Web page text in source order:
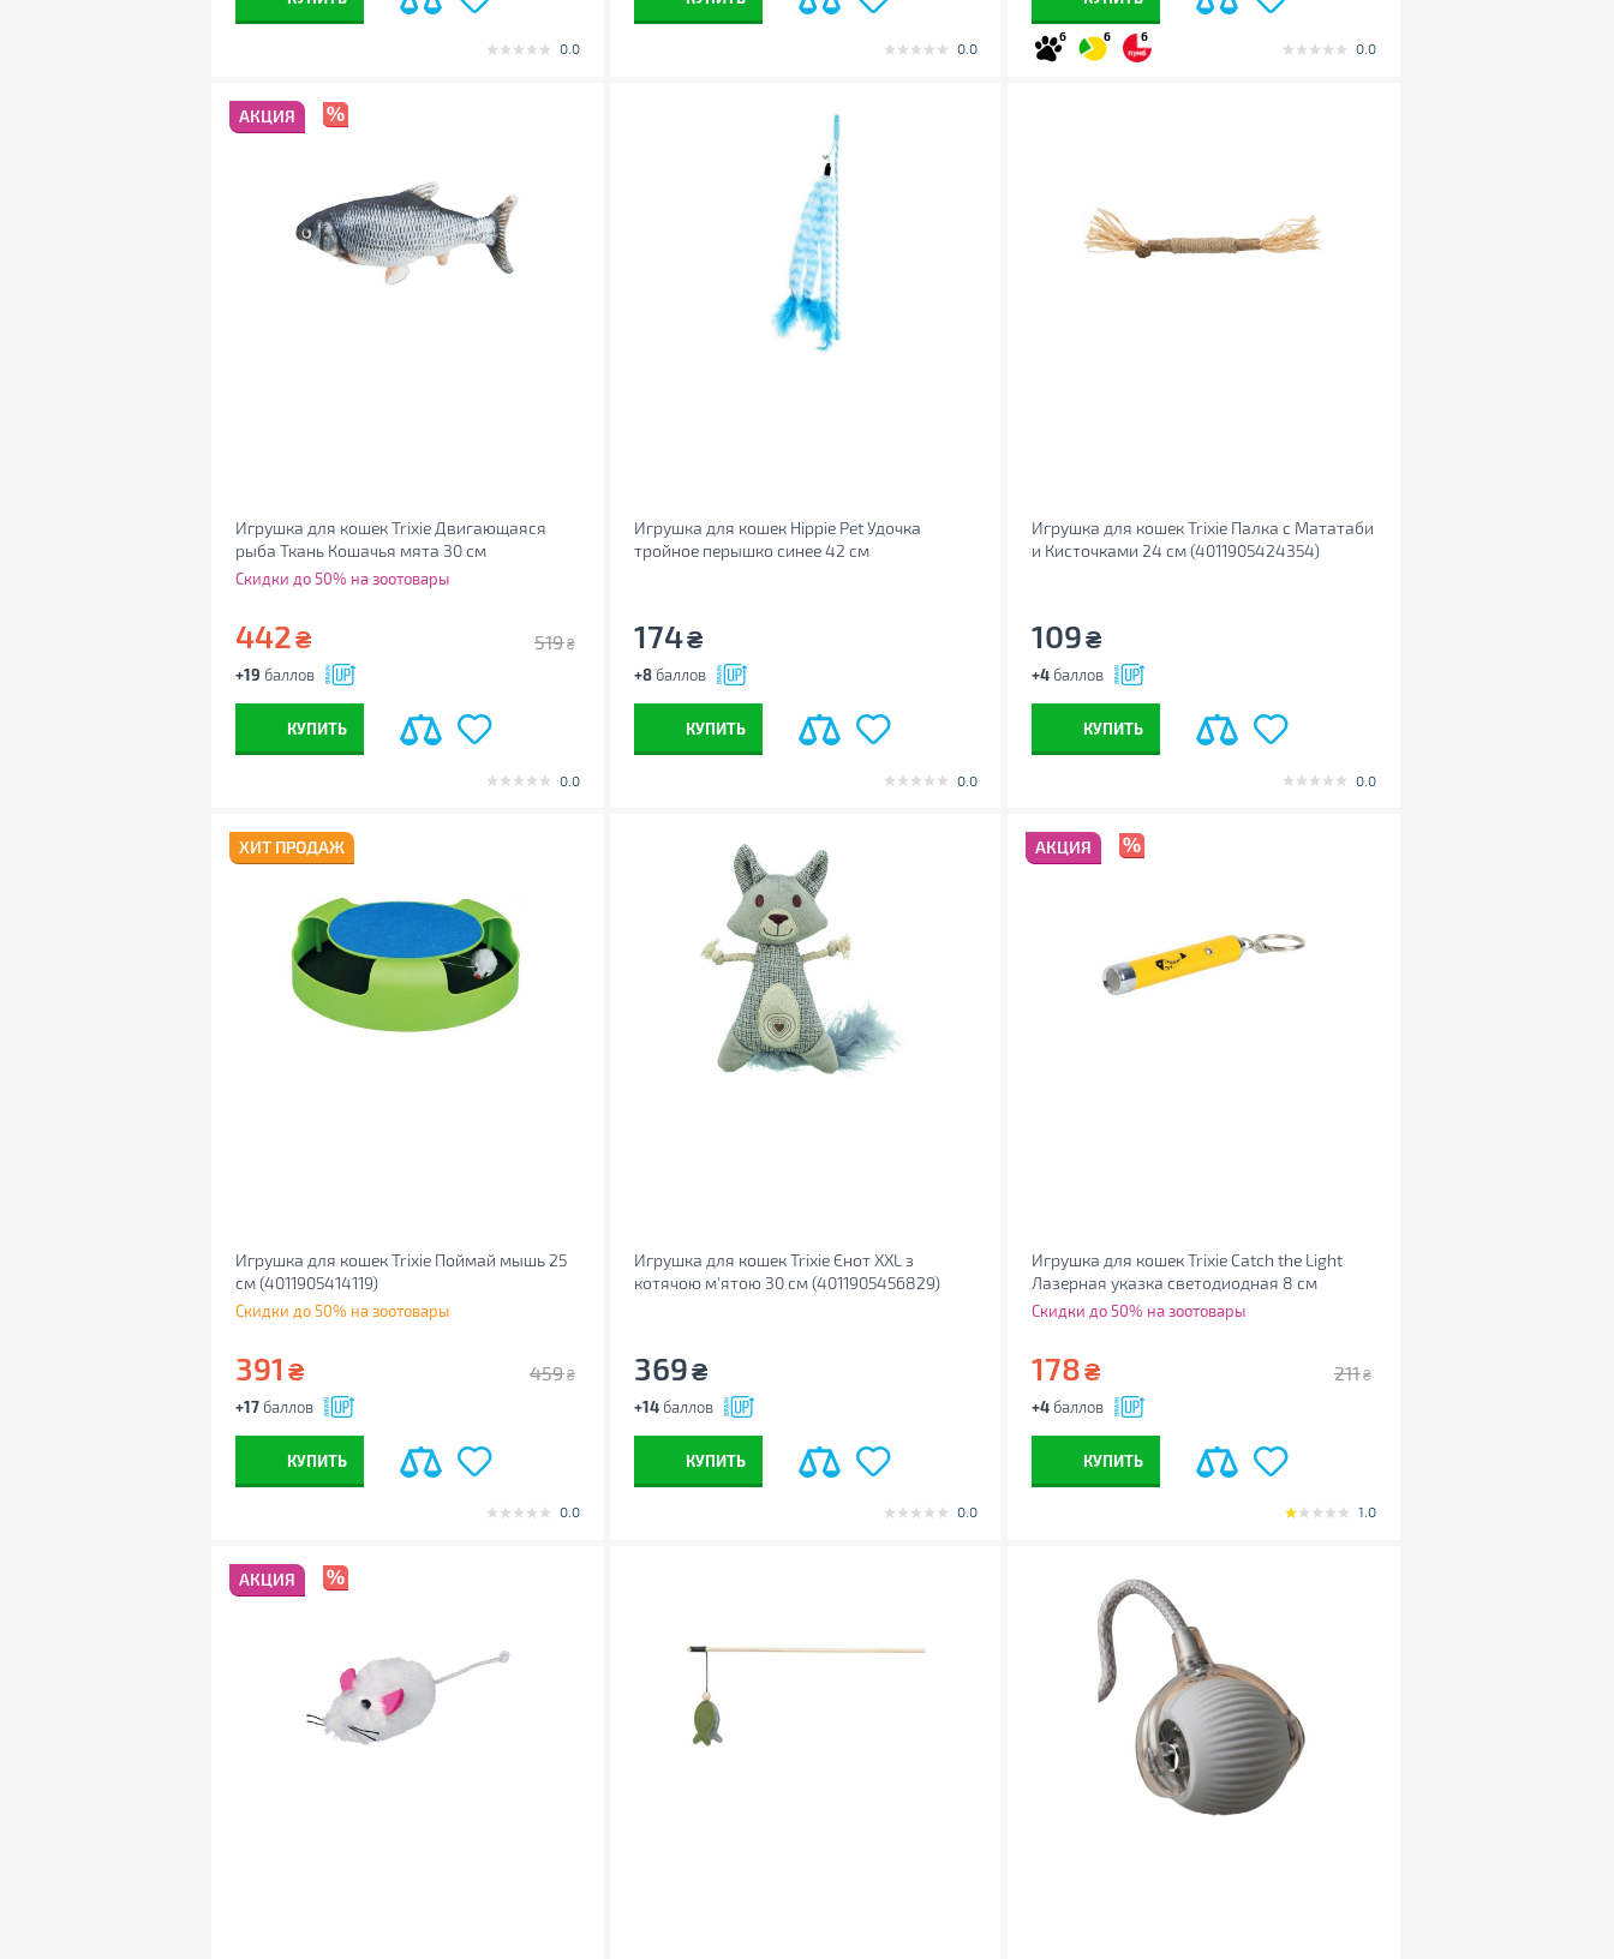
0.0 0.0
6 6 6
0.0
АКЦИЯ
Игрушка для кошек Trixie Двигающаяся
рыба Ткань Кошачья мята 30 см
(4047974457955)
Скидки до 50% на зоотовары
442₴ 519 ₴
+19 баллов
КУПИТЬ
0.0
Игрушка для кошек Hippie Pet Удочка
тройное перышко синее 42 см
174₴
+8баллов
КУПИТЬ
0.0
Игрушка для кошек Trixie Палка с Мататаби
и Кисточками 24 см (4011905424354)
109₴
+4 баллов
КУПИТЬ
0.0
ХИТ ПРОДАЖ
Игрушка для кошек Trixie Поймай мышь 25
см (4011905414119)
Скидки до 50% на зоотовары
391 ₴ 459 ₴
+17 баллов
КУПИТЬ
0.0
Игрушка для кошек Trixie Єнот XXL з
котячою м'ятою 30 см (4011905456829)
369₴
+14баллов
КУПИТЬ
0.0
АКЦИЯ
Игрушка для кошек Trixie Catch the Light
Лазерная указка светодиодная 8 см
(4047974041307)
Скидки до 50% на зоотовары
178₴ 211 ₴
+4 баллов
КУПИТЬ
1.0
АКЦИЯ